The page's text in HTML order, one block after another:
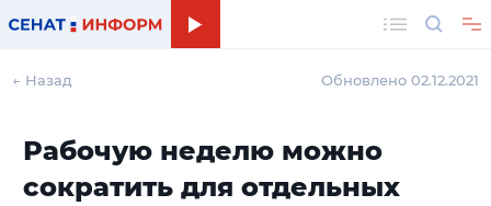
← Назад Обновлено 02.12.2021
Рабочую неделю можно
сократить для отдельных